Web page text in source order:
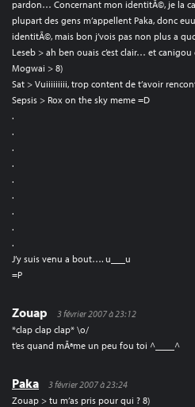
pardon… Concernant mon identitÃ©, je la
plupart des gens m’appellent Paka, donc
identitÃ©, mais bon j’vois pas non plus a
Leseb > ah ben ouais c’est clair… et canigou
Mogwai > 8)
Sat > Vuiiiiiiiii, trop content de t’avoir
Sepsis > Rox on the sky meme =D
.
.
.
.
.
.
.
.
.
J’y suis venu a bout…. u___u
=P
Zouap
3 février 2007 à 23:12
*clap clap clap* \o/
t’es quand mÃªme un peu fou toi ^____^
Paka
3 février 2007 à 23:24
Zouap > tu m’as pris pour qui ? 8)